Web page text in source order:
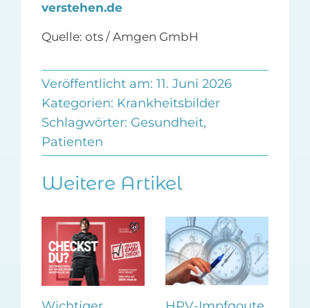
verstehen.de
Quelle: ots / Amgen GmbH
Veröffentlicht am: 11. Juni 2026
Kategorien: Krankheitsbilder
Schlagwörter: Gesundheit,
Patienten
Weitere Artikel